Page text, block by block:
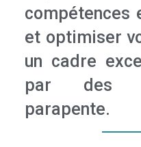
compétences
et optimiser
un cadre
par des
parapente.